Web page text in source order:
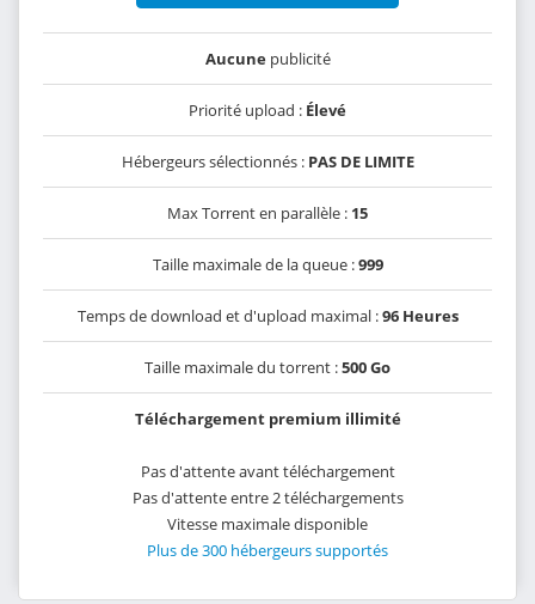
Aucunepublicité
Priorité upload : Élevé
Hébergeurs sélectionnés : PAS DE LIMITE
Max Torrent en parallèle : 15
Taille maximale de la queue :999
Temps de download et d'upload maximal :96 Heures
Taille maximale du torrent :500 Go
Téléchargement premium illimité
Pas d'attente avant téléchargement
Pas d'attente entre 2 téléchargements
Vitesse maximale disponible
Plus de 300 hébergeurs supportés